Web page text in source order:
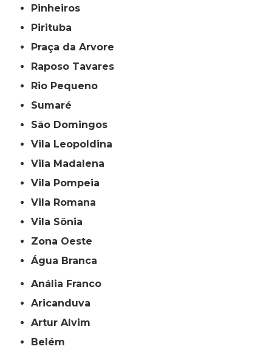
Pinheiros
Pirituba
Praça da Arvore
Raposo Tavares
Rio Pequeno
Sumaré
São Domingos
Vila Leopoldina
Vila Madalena
Vila Pompeia
Vila Romana
Vila Sônia
Zona Oeste
Água Branca
Anália Franco
Aricanduva
Artur Alvim
Belém